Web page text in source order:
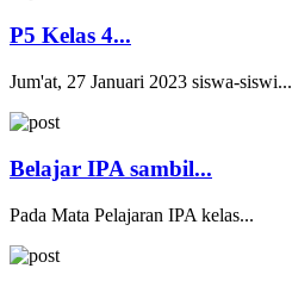
P5 Kelas 4...
Jum'at, 27 Januari 2023 siswa-siswi...
Belajar IPA sambil...
Pada Mata Pelajaran IPA kelas...